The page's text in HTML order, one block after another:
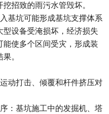
招致的雨污水管毁坏。
基坑可能形成基坑支撑体系
设备受淹损坏，经济损失
使多个区间受灾，形成装
。
动打击、倾覆和杆件挤压对
：基坑施工中的发掘机、塔